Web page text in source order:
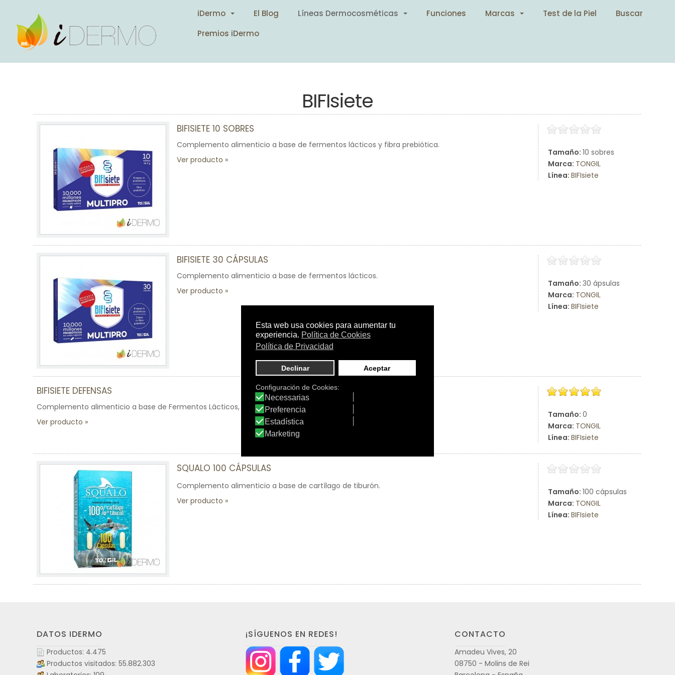
iDermo El Blog Líneas Dermocosméticas Funciones Marcas Test de la Piel
Buscar
Premios iDermo
BIFIsiete
Tamaño: 10 sobres
Marca: TONGIL
Línea: BIFIsiete
BIFISIETE 10 SOBRES
Complemento alimenticio a base de fermentos lácticos y fibra prebiótica.
Ver producto
Tamaño: 30 ápsulas
Marca: TONGIL
Línea: BIFIsiete
BIFISIETE 30 CÁPSULAS
Complemento alimenticio a base de fermentos lácticos.
Ver producto
Tamaño: 0
Marca: TONGIL
Línea: BIFIsiete
BIFISIETE DEFENSAS
Complemento alimenticio a base de Fermentos Lácticos, Zinc y vitaminas C y D.
Ver producto
Tamaño: 100 cápsulas
Marca: TONGIL
Línea: BIFIsiete
SQUALO 100 CÁPSULAS
Complemento alimenticio a base de cartílago de tiburón.
Ver producto
DATOS IDERMO
Productos: 4.475
Productos visitados: 55.882.303
¡SÍGUENOS EN REDES! CONTACTO
Amadeu Vives, 20
08750 - Molins de Rei